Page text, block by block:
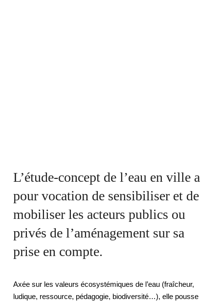
L’étude-concept de l’eau en ville a
pour vocation de sensibiliser et de
mobiliser les acteurs publics ou
privés de l’aménagement sur sa
prise en compte.
Axée sur les valeurs écosystémiques de l’eau (fraîcheur,
ludique, ressource, pédagogie, biodiversité…), elle pousse